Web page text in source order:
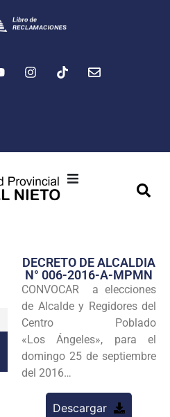
Transparencia
Programas
Intranet
DECRETO DE ALCALDIA
N° 006-2016-A-MPMN
CONVOCAR a elecciones
de Alcalde y Regidores del
Centro Poblado
«Los Ángeles», para el
domingo 25 de septiembre
del 2016…
Descargar